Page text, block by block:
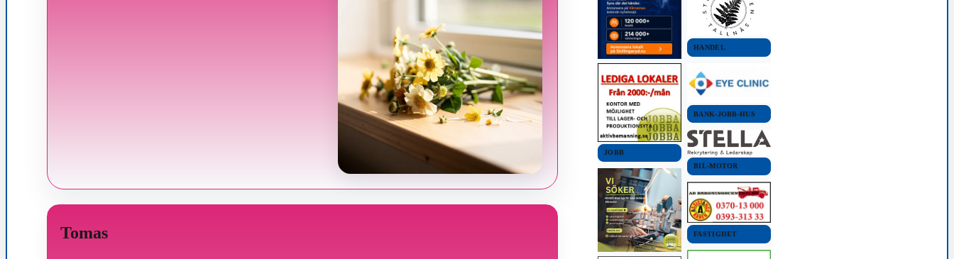
Tomas
JOBB
HANDEL
BANK-JOBB-HUS
BIL-MOTOR
FASTIGHET